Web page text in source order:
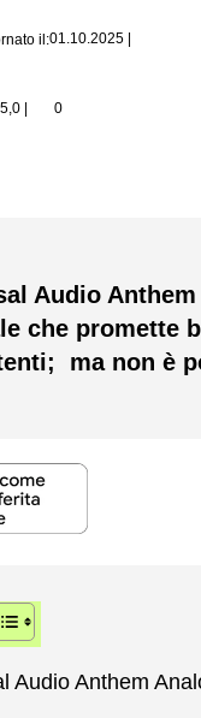
il:01.10.2025
| 0
Audio
che promette
ma non è
Audio Anthem